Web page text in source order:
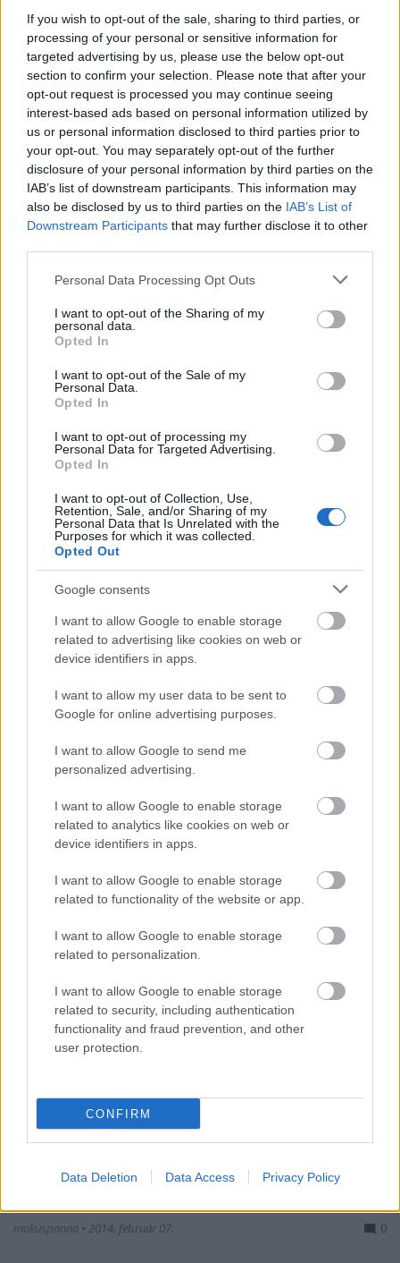
If you wish to opt-out of the sale, sharing to third parties, or
processing of your personal or sensitive information for
targeted advertising by us, please use the below opt-out
section to confirm your selection. Please note that after your
opt-out request is processed you may continue seeing
interest-based ads based on personal information utilized by
us or personal information disclosed to third parties prior to
your opt-out. You may separately opt-out of the further
disclosure of your personal information by third parties on the
IAB’s list of downstream participants. This information may
also be disclosed by us to third parties on the IAB’s List of
Downstream Participants that may further disclose it to other
Please note that this website/app uses one or more Google
not limited to your visit or usage behaviour. You may click to
grant or deny consent to Google and its third-party tags to
use your data for below specified purposes in below Google
consent section.
Personal Data Processing Opt Outs
I want to opt-out of the Sharing of my
personal data.
Opted In
I want to opt-out of the Sale of my
Personal Data.
Opted In
I want to opt-out of processing my
Personal Data for Targeted Advertising.
Opted In
I want to opt-out of Collection, Use,
Retention, Sale, and/or Sharing of my
Personal Data that Is Unrelated with the
Purposes for which it was collected.
Opted Out
Google consents
I want to allow Google to enable storage
related to advertising like cookies on web or
device identifiers in apps.
I want to allow my user data to be sent to
Google for online advertising purposes.
I want to allow Google to send me
personalized advertising.
I want to allow Google to enable storage
related to analytics like cookies on web or
device identifiers in apps.
I want to allow Google to enable storage
related to functionality of the website or app.
I want to allow Google to enable storage
related to personalization.
I want to allow Google to enable storage
related to security, including authentication
functionality and fraud prevention, and other
user protection.
CONFIRM
Data Deletion Data Access Privacy Policy
mókusgazdának okozott rossz…
Na, ezt a fürdőnadrágot nekem
találták ki! +videó +képek
mokuspeti•2014. július 02.
Mókusként folyamatosan figyelem a kickstarteres
kampányokat, mert innen elég instant kaphatóak az
innovatív ötletek. Nos, ezt a fürdőnadrágot is ott
találtam. Mit tud ez a fürdőnadrág? Taszítja a vizet.
Így készíts hűtőszekrényt áram
nélkül +fotók +tapasztalat
És még elem sem kell bele. Legalábbis nem
hagyományos. Csak egy kis homok. Meg víz. Meleg
van, olyan helyen tartózkodunk, ahol nincs áram, s
nincs hütőtáskánk. Mit tesz ilyenkor egy leleményes
mókus? Ha Te is a kipróbált tippek híve vagy, kövesd
mókust, ő olyanokat hoz! ;) …
Hogyan a legolcsóbb felforralni 1
liter vizet? [összehasonlítás]
Ha szeretnél inni este egy pohár finom teát,
felmerülhet a kérdés, hogy hogyan forrald fel a vizet:
egyszerre általában senkinek sincs, a maradék
három berendezés…
Így spórold meg a PET-palackozással
mokuspanna • 2014. február 07. 0